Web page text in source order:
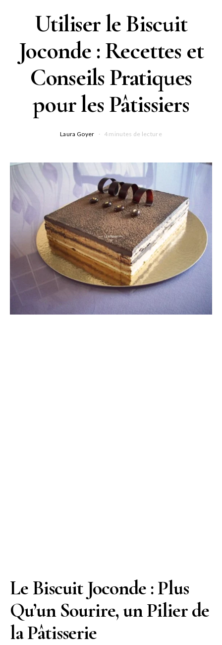
Utiliser le Biscuit
Joconde : Recettes et
Conseils Pratiques
pour les Pâtissiers
Laura Goyer 4 minutes de lecture
Le Biscuit Joconde : Plus
Qu’un Sourire, un Pilier de
la Pâtisserie